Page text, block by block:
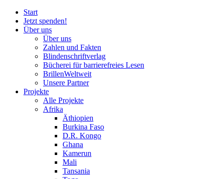
Start
Jetzt spenden!
Über uns
Über uns
Zahlen und Fakten
Blindenschriftverlag
Bücherei fürbarrierefreies Lesen
BrillenWeltweit
Unsere Partner
Projekte
Alle Projekte
Afrika
Äthiopien
Burkina Faso
D.R. Kongo
Ghana
Kamerun
Mali
Tansania